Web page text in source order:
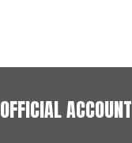
OFFICIAL ACCOUNT